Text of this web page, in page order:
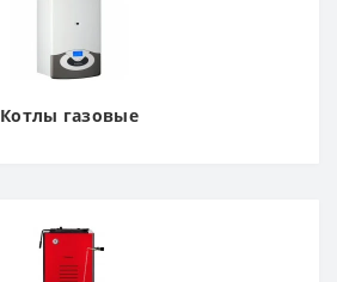
Котлы газовые